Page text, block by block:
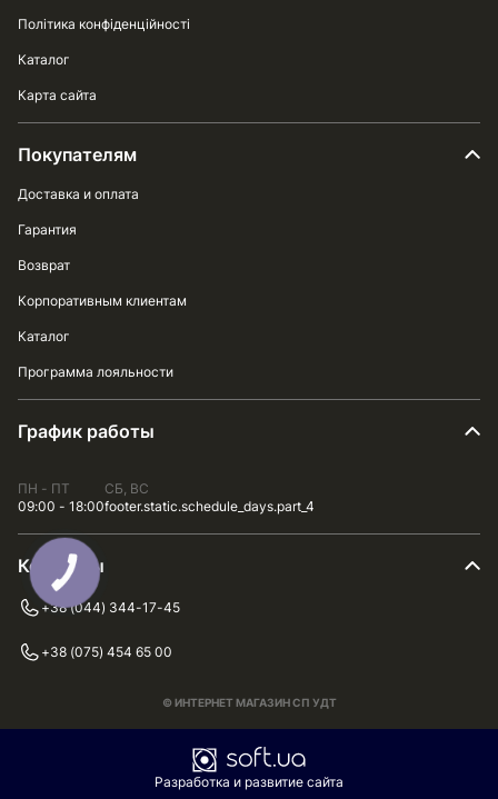
Політика конфіденційності
Каталог
Карта сайта
Покупателям
Доставка и оплата
Гарантия
Возврат
Корпоративным клиентам
Каталог
Программа лояльности
График работы
ПН - ПТ
09:00 - 18:00
СБ, ВС
footer.static.schedule_days.part_4
Контакты
+38 (044) 344-17-45
+38 (075) 454 65 00
© ИНТЕРНЕТ МАГАЗИН СП УДТ
Разработка и развитие сайта